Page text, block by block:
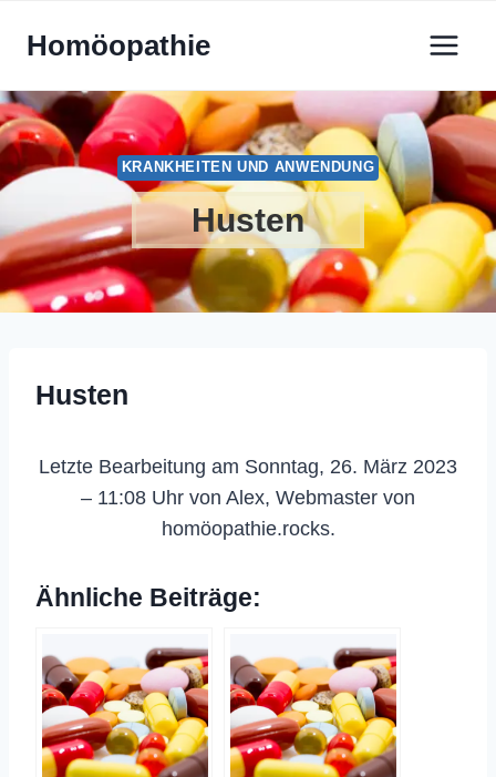
InhaltHomöopathie
KRANKHEITEN UND ANWENDUNG
Husten
Husten
Letzte Bearbeitung am Sonntag, 26. März 2023
– 11:08 Uhr von Alex, Webmaster von
homöopathie.rocks.
Ähnliche Beiträge: